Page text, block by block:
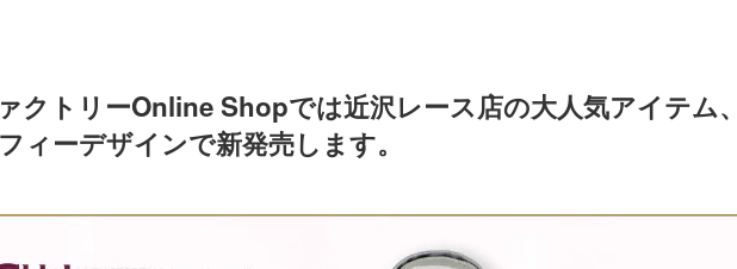
クトリーOnline Shopでは近沢レース店の大人気アイテム
ィーデザインで新発売します。